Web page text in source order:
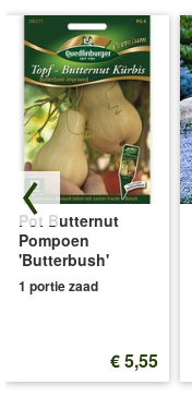
Pot Butternut
Pompoen
'Butterbush'
1 portie zaad
€ 5,55